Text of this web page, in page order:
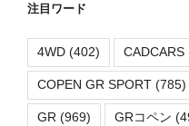
注目ワード
4WD (402) CADCARS
COPEN GR SPORT (785)
GR (969) GRコペン